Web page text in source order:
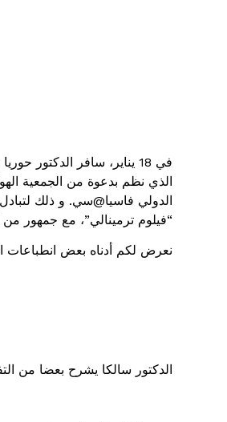
في 18 يناير، سافر
الذي نظم بدعوة من الجمعية
الدولي فاسيا@سي. و ذلك
“فيلوم ترمينالي”، مع جمهور من
نعرض لكم أدناه بعض انطباعات
الدكتور سالكا يشرح بعضا من